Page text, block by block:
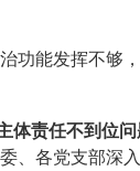
能发挥不够，
体责任不到位
、各党支部深